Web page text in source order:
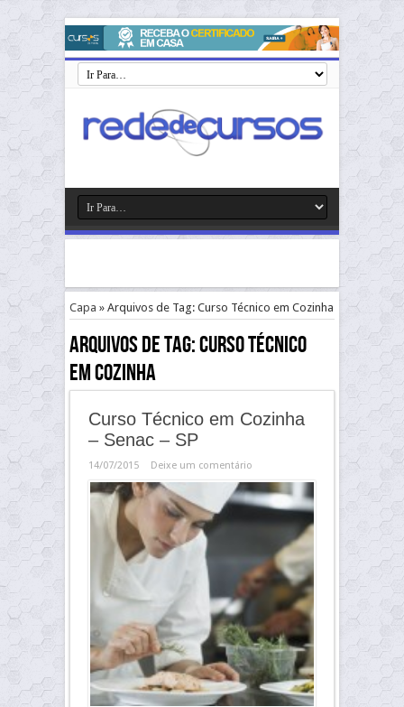
Capa » Arquivos de Tag: Curso Técnico em Cozinha
Arquivos de Tag:Curso Técnico
em Cozinha
Curso Técnico em Cozinha
– Senac – SP
14/07/2015 Deixe um comentário